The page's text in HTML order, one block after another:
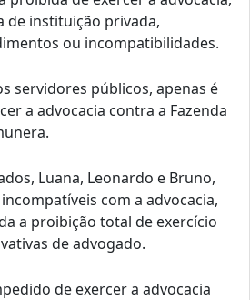
de instituição privada,
ou incompatibilidades.
servidores públicos, apenas é
a advocacia contra a Fazenda
Luana, Leonardo e Bruno,
com a advocacia,
a proibição total de exercício
de advogado.
de exercer a advocacia